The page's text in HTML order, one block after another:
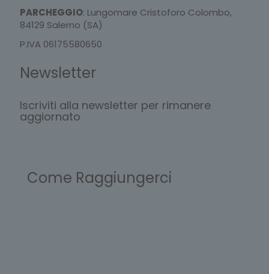
PARCHEGGIO: Lungomare Cristoforo Colombo,
84129 Salerno (SA)
P.IVA 06175580650
Newsletter
Iscriviti alla newsletter per rimanere
aggiornato
Come Raggiungerci